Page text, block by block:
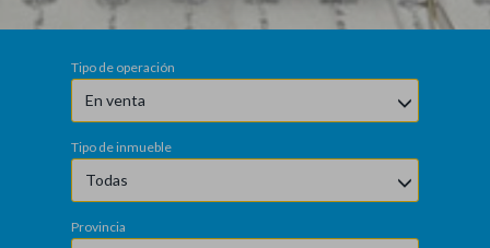
Tipo de operación
En venta
Tipo de inmueble
Todas
Provincia